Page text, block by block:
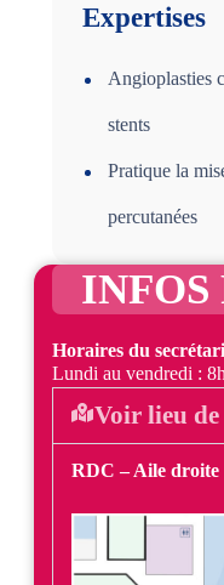
Expertises
Angioplasties
stents
Pratique la
percutanées
INFOS
Horaires du
Lundi au vendredi :
Voir lieu
RDC – Aile droite